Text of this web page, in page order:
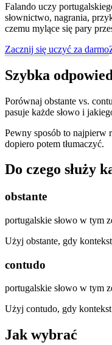
Falando uczy
słownictwo, nagrania,
czemu mylące się pary
Zacznij się uczyć za darmo
Szybka
Porównaj obstante vs.
pasuje każde słowo i
Pewny sposób to najpierw
dopiero potem tłumaczyć.
Do czego służy
obstante
portugalskie słowo w tym
Użyj obstante, gdy
contudo
portugalskie słowo w tym
Użyj contudo, gdy
Jak wybrać